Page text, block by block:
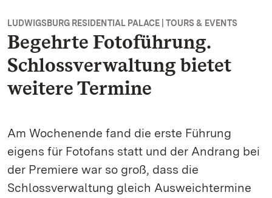
LUDWIGSBURG RESIDENTIAL PALACE | TOURS & EVENTS
Begehrte Fotoführung.
Schlossverwaltung bietet
weitere Termine
Am Wochenende fand die erste Führung
eigens für Fotofans statt und der Andrang bei
der Premiere war so groß, dass die
Schlossverwaltung gleich Ausweichtermine